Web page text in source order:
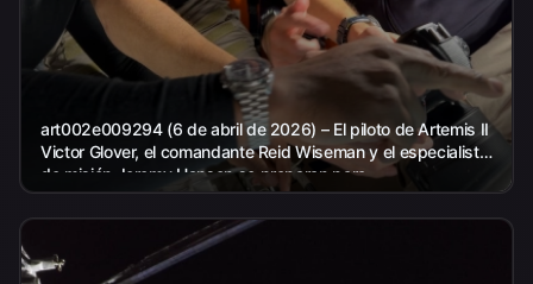
art002e009294 (6 de abril de 2026) – El piloto de Artemis II
Victor Glover, el comandante Reid Wiseman y el especialista
de misión Jeremy Hansen se preparan para...